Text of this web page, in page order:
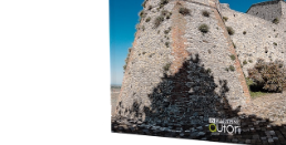
AGGIUNGI AL CARRELLO